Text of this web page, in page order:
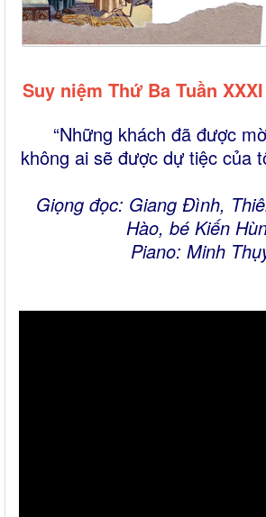
Suy niệm Thứ Ba Tuần
“Những khách đã được
không ai sẽ được dự tiệc của
Giọng đọc: Giang Đình,
Hào, bé Kiến
Piano: Minh